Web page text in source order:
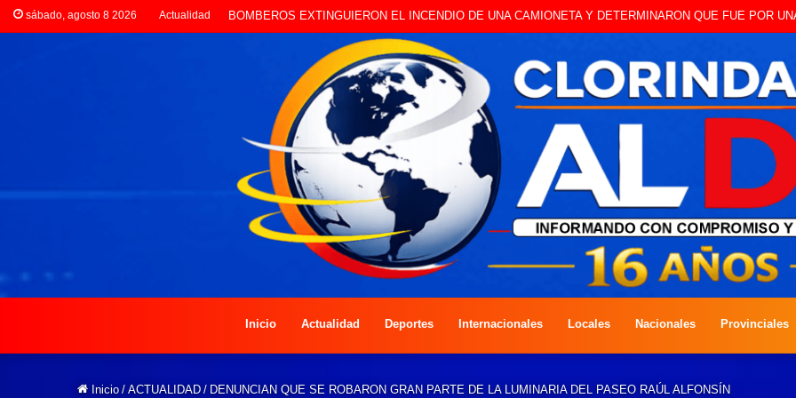
sábado, agosto 8 2026 Actualidad LA POLICÍA INVESTIGA ROBO A CAMBISTA OCURRIDO ESTE JUEVES
Inicio Actualidad Deportes Internacionales Locales Nacionales Provinciales
Inicio / ACTUALIDAD / DENUNCIAN QUE SE ROBARON GRAN PARTE DE LA LUMINARIA DEL PASEO RAÚL ALFONSÍN